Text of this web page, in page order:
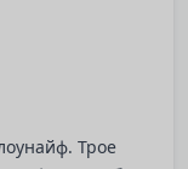
Трое